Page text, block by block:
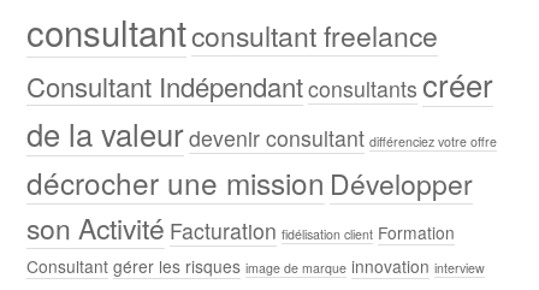
consultantconsultant freelance
Consultant Indépendantconsultants créer
de la valeurdevenir consultant différenciez votre offre
décrocher une mission Développer
son Activité Facturation fidélisation client Formation
Consultant gérer les risques image de marque innovation interview